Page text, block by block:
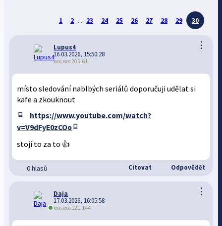
1 2 ... 23 24 25 26 27 28 29 30
⋮
Lupus4
16.03.2026, 15:50:28
xxx.xxx.205.61
místo sledování nablbých seriálů doporučuji udělat si
kafe a zkouknout
https://www.youtube.com/watch?
v=V9dFyE0zCOo
stojí to za to 👍
0 hlasů Citovat Odpovědět
⋮
Daja
17.03.2026, 16:05:58
xxx.xxx.121.144